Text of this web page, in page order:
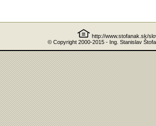
http://www.stofanak.sk/
© Copyright 2000-2015 - Ing. Stanislav